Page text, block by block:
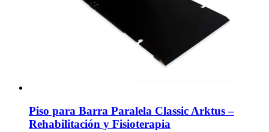
Piso para Barra Paralela Classic Arktus –
Rehabilitación y Fisioterapia